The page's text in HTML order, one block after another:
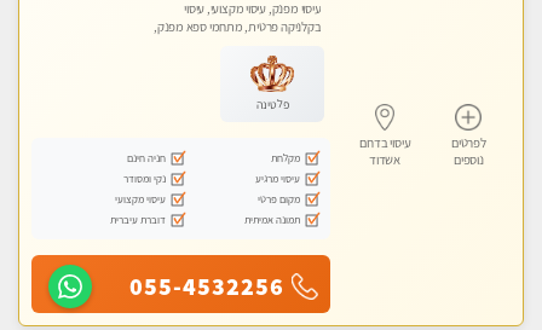
לפרטים
נוספים
עיסוי בדרום
אשדוד
עיסוי מפנק, עיסוי מקצועי, עיסוי
בקלניקה פרטית, מתחמי ספא מפנק,
טנטרה
פלטינה
מקלחת
חניה חינם
עיסוי מרגיע
נקי ומסודר
מקום פרטי
עיסוי מקצועי
תמונה אמיתית
דוברת עיברית
055-4532256